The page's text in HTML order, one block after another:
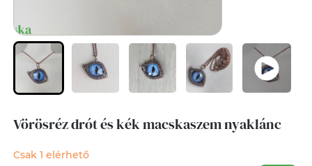
Vörösréz drót és kék macskaszem nyaklánc
Csak 1 elérhető